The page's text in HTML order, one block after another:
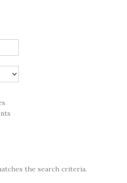
the search criteria.